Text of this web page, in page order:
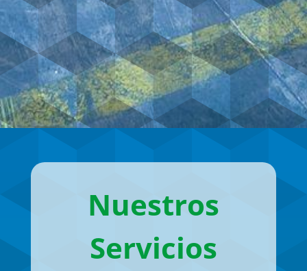
Nuestros
Servicios